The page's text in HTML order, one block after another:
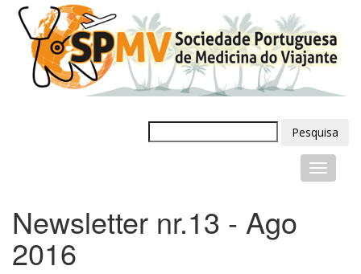
Pesquisa
Newsletter nr.13 - Ago
2016